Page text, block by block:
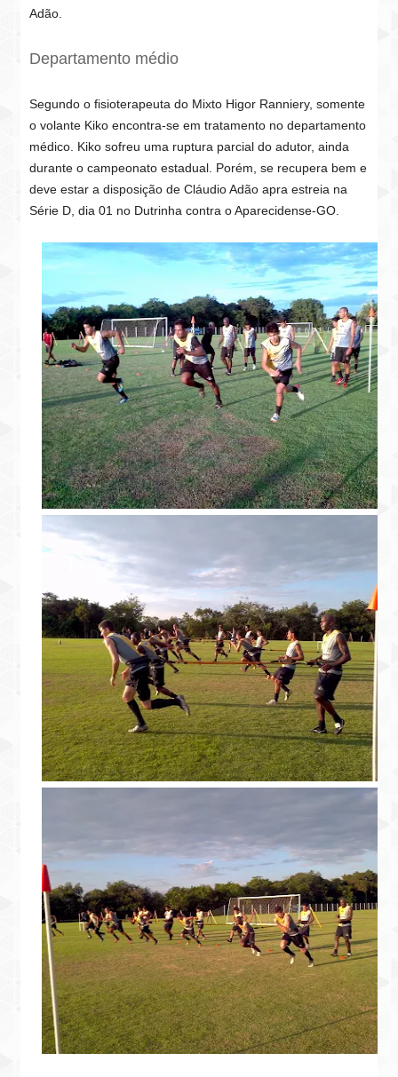
Adão.
Departamento médio
Segundo o fisioterapeuta do Mixto Higor Ranniery, somente
o volante Kiko encontra-se em tratamento no departamento
médico. Kiko sofreu uma ruptura parcial do adutor, ainda
durante o campeonato estadual. Porém, se recupera bem e
deve estar a disposição de Cláudio Adão apra estreia na
Série D, dia 01 no Dutrinha contra o Aparecidense-GO.